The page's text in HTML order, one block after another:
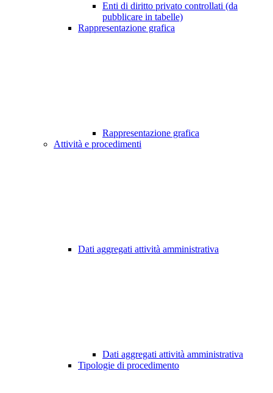
Enti di diritto privato controllati (da
pubblicare in tabelle)
Rappresentazione grafica
Rappresentazione grafica
Attività e procedimenti
Dati aggregati attività amministrativa
Dati aggregati attività amministrativa
Tipologie di procedimento